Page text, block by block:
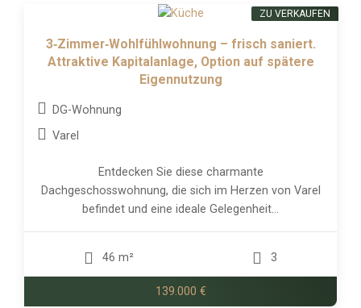
3‑Zimmer‑Wohlfühlwohnung – frisch saniert.
Attraktive Kapitalanlage, Option auf spätere
Eigennutzung
DG-Wohnung
Varel
Entdecken Sie diese charmante
Dachgeschosswohnung, die sich im Herzen von Varel
befindet und eine ideale Gelegenheit...
46 m² 3
139.000 €
ZU VERKAUFEN